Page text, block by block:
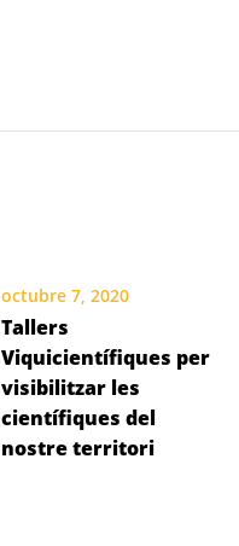
octubre 7, 2020
Tallers
Viquicientífiques per
visibilitzar les
científiques del
nostre territori